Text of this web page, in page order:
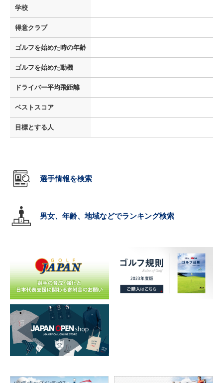
学校
得意クラブ
ゴルフを始めた時の年齢
ゴルフを始めた動機
ドライバー平均飛距離
ベストスコア
目標とする人
選手情報を検索
男女、年齢、地域などでランキング検索